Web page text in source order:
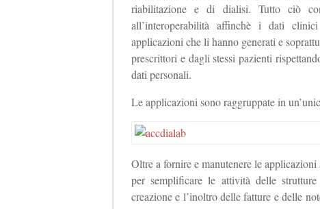
riabilitazione e di dialisi. Tutto ciò
all’interoperabilità affinchè i dati
applicazioni che li hanno generati e
prescrittori e dagli stessi pazienti
dati personali.
Le applicazioni sono raggruppate in
Oltre a fornire e manutenere le
per semplificare le attività delle
creazione e l’inoltro delle fatture e delle